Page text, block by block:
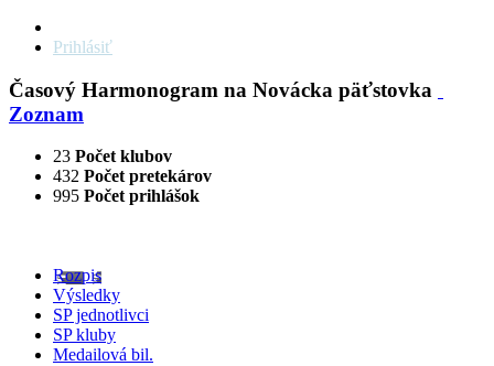
Prihlásiť
Časový Harmonogram na Novácka päťstovka
Zoznam
23 Počet klubov
432 Počet pretekárov
995 Počet prihlášok
Rozpis
Výsledky
SP jednotlivci
SP kluby
Medailová bil.